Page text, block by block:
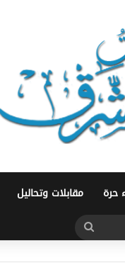
حرة مقابلات وتحاليل
بحث